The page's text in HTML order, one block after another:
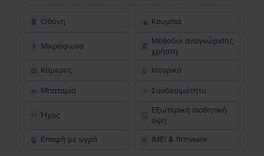
Οθόνη Κουμπιά
Μικρόφωνο
Μέθοδοι αναγνώρισης
χρήστη
Κάμερες
Ιστορικό
Μπαταρία Συνδεσιμότητα
Ήχος
Εξωτερική αισθητική
όψη
Επαφή με υγρά
IMEI & firmware